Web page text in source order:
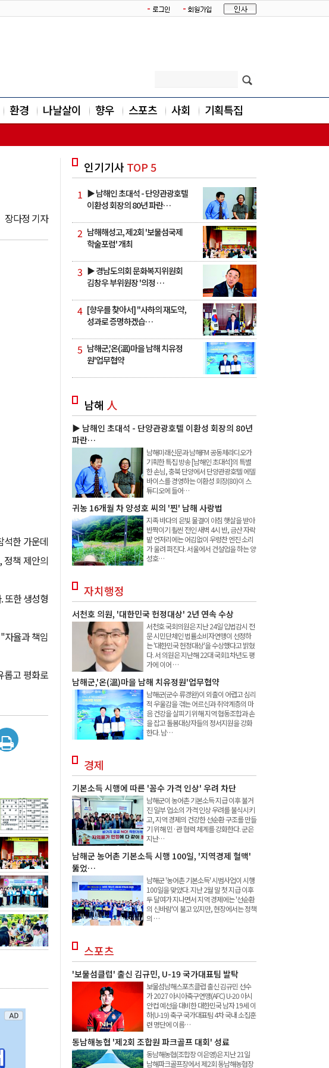
환경 나날살이 향우 스포츠 사회 기획특집
장다정 기자
석한 가운데
정책 제안의
또한 생성형
자율과 책임
롭고 평화로
인기기사TOP 5
1 ▶ 남해인 초대석 - 단양관광호텔
이환성 회장의 80년 파란…
2 남해해성고, 제2회 '보물섬국제
학술포럼' 개최
3 ▶ 경남도의회 문화복지위원회
김창우 부위원장 '의정 …
4 [향우를 찾아서] "사하의 재도약,
성과로 증명하겠습…
5 남해군,'온(溫)마을 남해 치유정
원'업무협약
남해 人
▶ 남해인 초대석 - 단양관광호텔 이환성 회장의 80년
파란…
남해미래신문과 남해FM 공동체라디오가
기획한 특집 방송 [남해인 초대석]의 특별
한 손님, 충북 단양에서 단양관광호텔 에델
바이스를 경영하는 이환성 회장(80)이 스
튜디오에 들어…
귀농 16개월 차 양성호 씨의 '찐' 남해 사랑법
지족 바다의 은빛 물결이 아침 햇살을 받아
반짝이기 훨씬 전인 새벽 4시 반, 금산 자락
밭 언저리에는 어김없이 우렁찬 엔진 소리
가 울려 퍼진다. 서울에서 건설업을 하는 양
성호…
자치행정
서천호 의원, '대한민국 헌정대상' 2년 연속 수상
서천호 국회의원은 지난 24일 입법감시 전
문 시민단체인 법률소비자연맹이 선정하
는 '대한민국 헌정대상'을 수상했다고 밝혔
다. 서 의원은 지난해 22대 국회1차년도 평
가에 이어 …
남해군,'온(溫)마을 남해 치유정원'업무협약
남해군(군수 류경완)이 외출이 어렵고 심리
적 우울감을 겪는 어르신과 취약계층의 마
음 건강을 살피기 위해 지역 협동조합과 손
을 잡고 돌봄대상자들의 정서지원을 강화
한다. 남…
경제
기본소득 시행에 따른 '꼼수 가격 인상' 우려 차단
남해군이 농어촌 기본소득 지급 이후 불거
진 일부 업소의 가격 인상 우려를 불식시키
고, 지역 경제의 건강한 선순환 구조를 만들
기 위해 민·관 협력 체계를 강화한다. 군은
지난…
남해군 농어촌 기본소득 시행 100일, '지역경제 혈맥'
뚫었…
남해군 '농어촌 기본소득' 시범사업이 시행
100일을 맞았다. 지난 2월 말 첫 지급 이후
두 달여가 지나면서 지역 경제에는 '선순환
의 신바람'이 불고 있지만, 현장에서는 정책
의 …
스포츠
'보물섬클럽' 출신 김규민, U-19 국가대표팀 발탁
보물섬남해스포츠클럽 출신 김규민 선수
가 2027 아시아축구연맹(AFC) U-20 아시
안컵 예선을 대비한 대한민국 남자 19세 이
하(U-19) 축구 국가대표팀 4차 국내 소집훈
련 명단에 이름…
동남해농협 '제2회 조합원 파크골프 대회' 성료
동남해농협(조합장 이은영)은 지난 21일
남해파크골프장에서 제2회 동남해농협장